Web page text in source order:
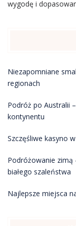
wygodę i
Niezapomniane
regionach
Podróż po Australii
kontynentu
Szczęśliwe kasyno
Podróżowanie zimą
białego szaleństwa
Najlepsze miejsca